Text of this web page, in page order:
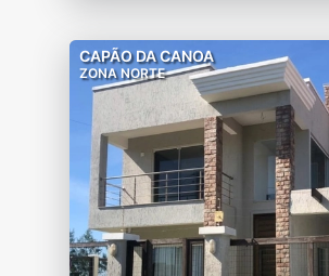
CAPÃO DA CANOA
ZONA NORTE